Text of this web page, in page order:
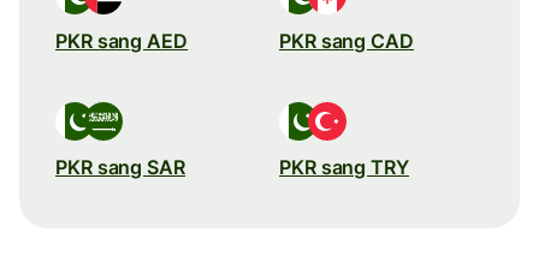
PKR sang AED PKR sang CAD
PKR sang SAR PKR sang TRY